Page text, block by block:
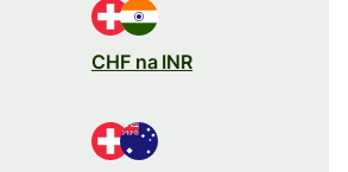
CHF na INR